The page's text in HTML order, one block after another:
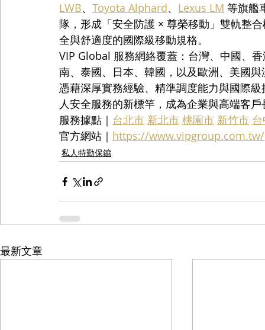
LWB、 Toyota Alphard、 Lexus LM 等旗艦
隊，形成「安全防護 × 尊榮移動」雙軌整
全與舒適度的國際級移動規格。
VIP Global 服務網絡覆蓋：台灣、中國、
南、泰國、日本、韓國，以及歐洲、美國
憑藉深厚實務經驗、精準調度能力與國際
人安全服務的新標竿，成為企業與高端客
服務據點｜ 台北市 新北市 桃園市 新竹市
官方網站｜ https://www.vipgroup.com.tw/
私人特勤保鑣
最新文章